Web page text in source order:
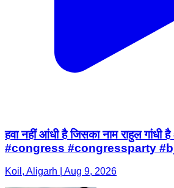
हवा नहीं आंधी है जिसका नाम राहुल
#congress #congressparty
Koil, Aligarh | Aug 9, 2026